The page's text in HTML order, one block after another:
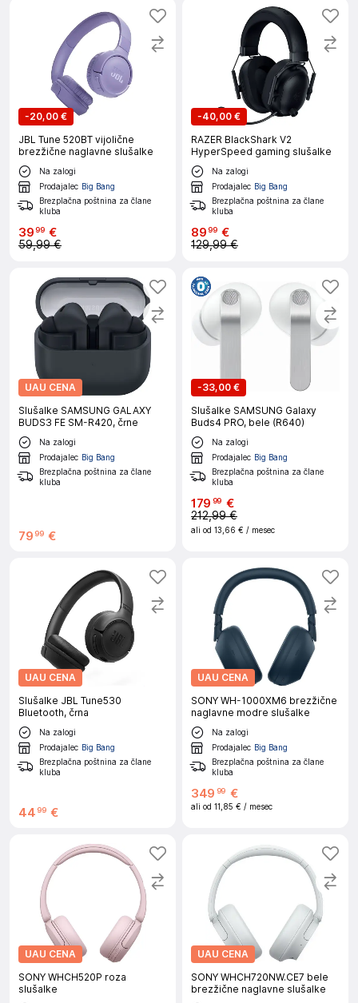
-20,00 €
JBL Tune 520BT vijolične
brezžične naglavne slušalke
Na zalogi
Prodajalec Big Bang
Brezplačna poštnina za člane
kluba
3999 €
59,99 €
-40,00 €
RAZER BlackShark V2
HyperSpeed gaming slušalke
Na zalogi
Prodajalec Big Bang
Brezplačna poštnina za člane
kluba
8999 €
129,99 €
UAU CENA
Slušalke SAMSUNG GALAXY
BUDS3 FE SM-R420, črne
Na zalogi
Prodajalec Big Bang
Brezplačna poštnina za člane
kluba
79 99 €
-33,00 €
Slušalke SAMSUNG Galaxy
Buds4 PRO, bele (R640)
Na zalogi
Prodajalec Big Bang
Brezplačna poštnina za člane
kluba
179 99 €
212,99 €
ali od 13,66 € / mesec
UAU CENA
Slušalke JBL Tune530
Bluetooth, črna
Na zalogi
Prodajalec Big Bang
Brezplačna poštnina za člane
kluba
44 99 €
UAU CENA
SONY WH-1000XM6 brezžične
naglavne modre slušalke
Na zalogi
Prodajalec Big Bang
Brezplačna poštnina za člane
kluba
349 99 €
ali od 11,85 € / mesec
UAU CENA
SONY WHCH520P roza
slušalke
UAU CENA
SONY WHCH720NW.CE7 bele
brezžične naglavne slušalke